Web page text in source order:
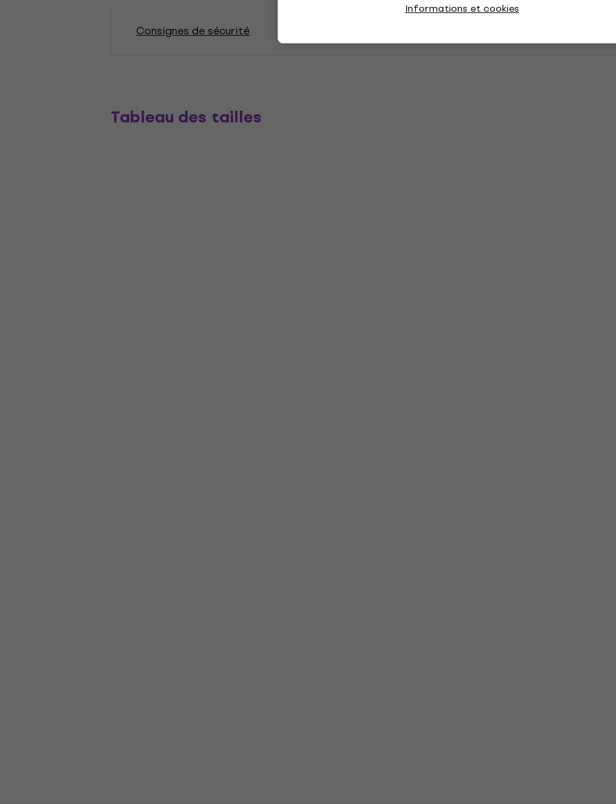
Informations et cookies
Consignes de sécurité
Tableau des tailles